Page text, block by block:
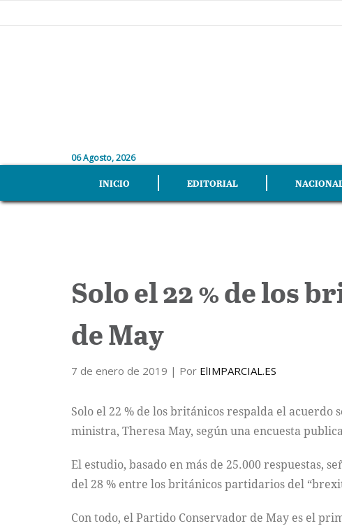
06 Agosto, 2026
INICIO EDITORIAL
Solo el 22 % de los
de May
7 de enero de 2019 | Por ElIMPARCIAL.ES
Solo el 22 % de los británicos respalda el acuerdo
ministra, Theresa May, según una encuesta
El estudio, basado en más de 25.000 respuestas,
del 28 % entre los británicos partidarios del
Con todo, el Partido Conservador de May es el